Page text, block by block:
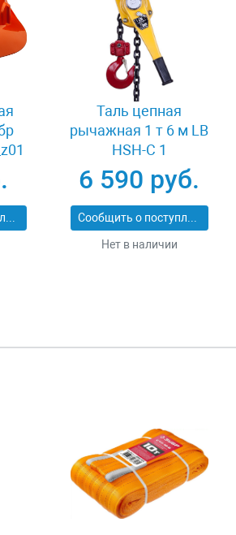
Сообщить о поступлении
Таль цепная
рычажная 1 т 6 м LB
HSH-C 1
6 590 руб.
Сообщить о поступлении
Нет в наличии